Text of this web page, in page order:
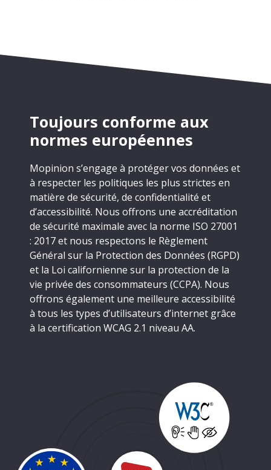
Toujours conforme aux
normes européennes
Mopinion s’engage à protéger vos données et
à respecter les politiques les plus strictes en
matière de sécurité, de confidentialité et
d’accessibilité. Nous offrons une accréditation
de sécurité maximale avec la norme ISO 27001
: 2017 et nous respectons le Règlement
Général sur la Protection des Données (RGPD)
et la Loi californienne sur la protection de la
vie privée des consommateurs (CCPA). Nous
offrons également une meilleure accessibilité
à tous les types d’utilisateurs d’internet grâce
à la certification WCAG 2.1 niveau AA.